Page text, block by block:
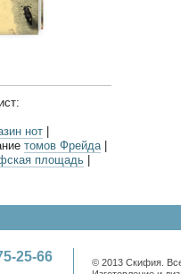
нот
томов Фрейда|
площадь
25-66
© 2013 Скифия.